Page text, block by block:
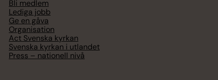
Bli medlem
Lediga jobb
Ge en gåva
Organisation
Act Svenska kyrkan
Svenska kyrkan i utlandet
Press – nationell nivå